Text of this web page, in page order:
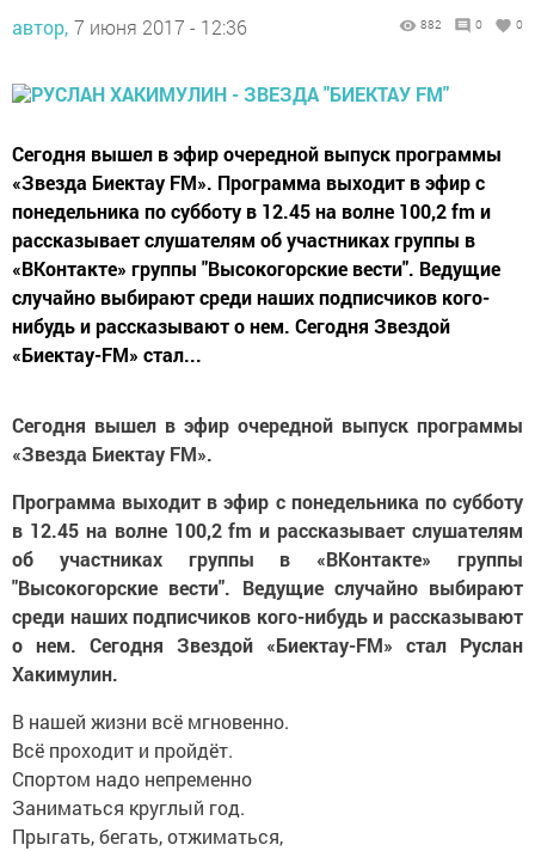
автор, 7 июня 2017 - 12:36 882 0 0
Сегодня вышел в эфир очередной выпуск программы
«Звезда Биектау FM». Программа выходит в эфир с
понедельника по субботу в 12.45 на волне 100,2 fm и
рассказывает слушателям об участниках группы в
«ВКонтакте» группы "Высокогорские вести". Ведущие
случайно выбирают среди наших подписчиков кого-
нибудь и рассказывают о нем. Сегодня Звездой
«Биектау-FM» стал...
Сегодня вышел в эфир очередной выпуск программы
«Звезда Биектау FM».
Программа выходит в эфир с понедельника по субботу
в 12.45 на волне 100,2 fm и рассказывает слушателям
об участниках группы в «ВКонтакте» группы
"Высокогорские вести". Ведущие случайно выбирают
среди наших подписчиков кого-нибудь и рассказывают
о нем. Сегодня Звездой «Биектау-FM» стал Руслан
Хакимулин.
В нашей жизни всё мгновенно.
Всё проходит и пройдёт.
Спортом надо непременно
Заниматься круглый год.
Прыгать, бегать, отжиматься,